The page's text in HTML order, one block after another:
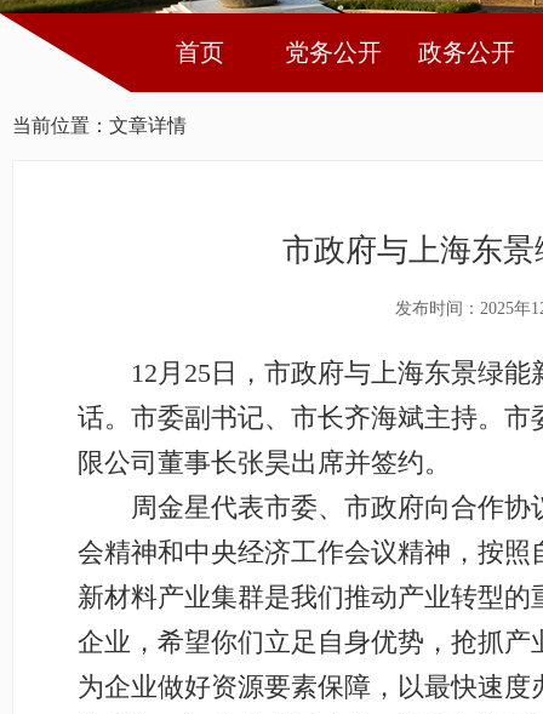
首页 党务公开 政务公开
当前位置： 文章详情
市政府与上海东
发布时间：2025年
12月25日，市政府与上海东景绿能
话。市委副书记、市长齐海斌主持。
限公司董事长张昊出席并签约。
周金星代表市委、市政府向合作协
会精神和中央经济工作会议精神，按
新材料产业集群是我们推动产业转型
企业，希望你们立足自身优势，抢抓
为企业做好资源要素保障，以最快速